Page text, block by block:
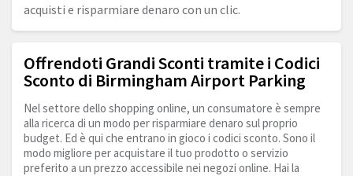
acquisti e risparmiare denaro con un clic.
Offrendoti Grandi Sconti tramite i Codici
Sconto di Birmingham Airport Parking
Nel settore dello shopping online, un consumatore è sempre
alla ricerca di un modo per risparmiare denaro sul proprio
budget. Ed è qui che entrano in gioco i codici sconto. Sono il
modo migliore per acquistare il tuo prodotto o servizio
preferito a un prezzo accessibile nei negozi online. Hai la